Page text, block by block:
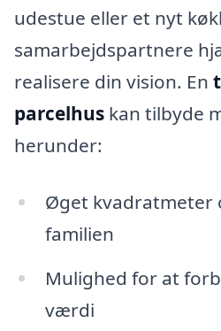
udestue eller et nyt
samarbejdspartnere
realisere din vision. En
parcelhus kan tilbyde
herunder:
Øget kvadratmeter
familien
Mulighed for at
værdi